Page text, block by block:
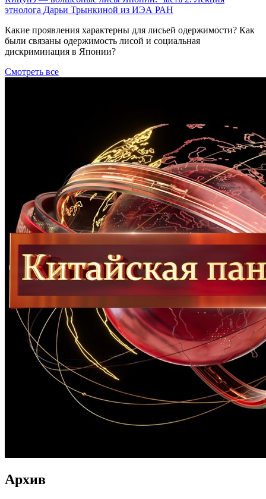
этнолога Дарьи Трынкиной из ИЭА РАН
Какие проявления характерны для лисьей одержимости? Как
были связаны одержимость лисой и социальная
дискриминация в Японии?
Смотреть все
Архив